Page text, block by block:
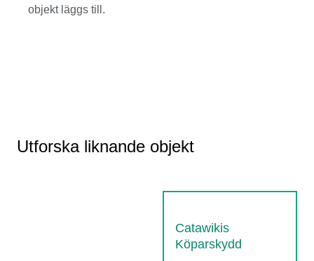
objekt läggs till.
Utforska liknande objekt
Catawikis
Köparskydd